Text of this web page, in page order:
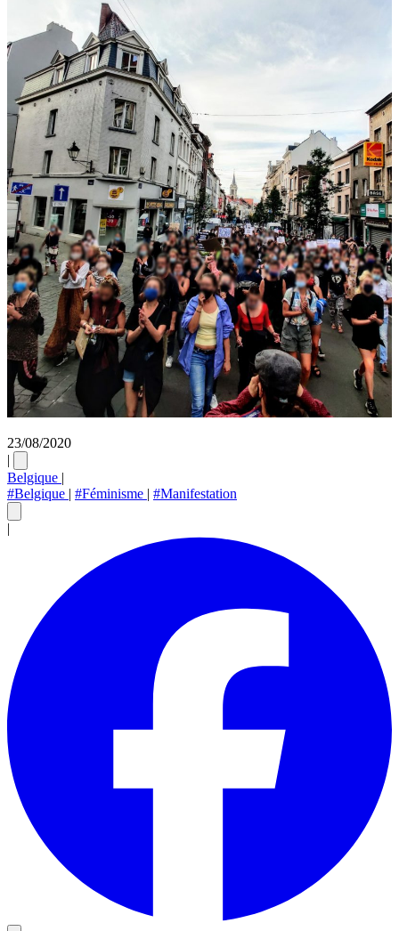
23/08/2020
|
Belgique |
#Belgique | #Féminisme | #Manifestation
|